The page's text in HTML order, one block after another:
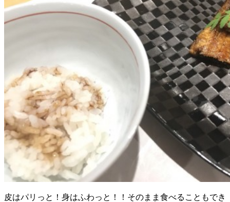
皮はパリっと！身はふわっと！！そのまま食べることもでき